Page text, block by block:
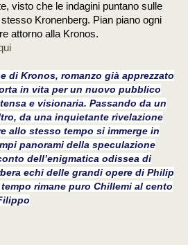
visto che le indagini puntano sulle
Kronenberg. Pian piano ogni
attorno alla Kronos.
di Kronos, romanzo già apprezzato
in vita per un nuovo pubblico
e visionaria. Passando da un
da una inquietante rivelazione
allo stesso tempo si immerge in
panorami della speculazione
dell’enigmatica odissea di
echi delle grandi opere di Philip
rimane puro Chillemi al cento